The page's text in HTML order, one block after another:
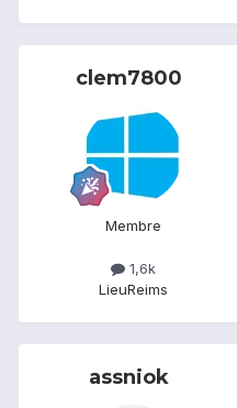
clem7800
Membre
1,6k
LieuReims
assniok